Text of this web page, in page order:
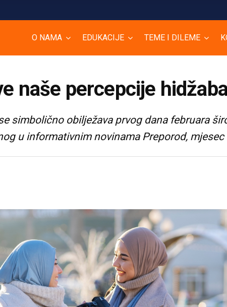
O NAMA EDUKACIJE TEME I DILEME
naše percepcije
simbolično obilježava prvog dana februara
u informativnim novinama Preporod,